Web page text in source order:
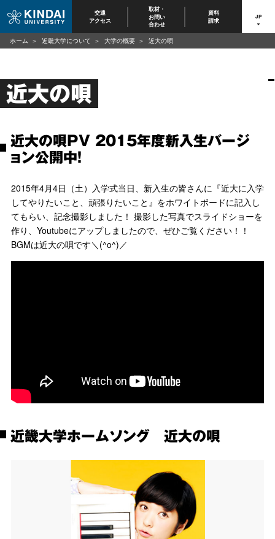
交通
アクセス
取材・
お問い
合わせ
資料
請求
JP
近大の唄
近大の唄PV 2015年度新入生バージ
ョン公開中！
2015年4月4日（土）入学式当日、新入生の皆さんに『近大に入学
してやりたいこと、頑張りたいこと』をホワイトボードに記入し
てもらい、記念撮影しました！ 撮影した写真でスライドショーを
作り、Youtubeにアップしましたので、ぜひご覧ください！！
BGMは近大の唄です＼(^o^)／
近畿大学ホームソング 近大の唄
ホーム 近畿大学について 大学の概要 近大の唄